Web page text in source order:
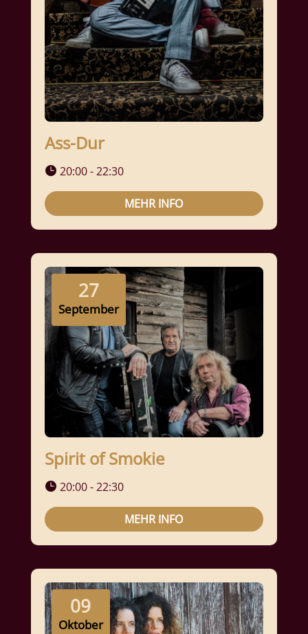
Ass-Dur
20:00 - 22:30
MEHR INFO
27
September
Spirit of Smokie
20:00 - 22:30
MEHR INFO
09
Oktober